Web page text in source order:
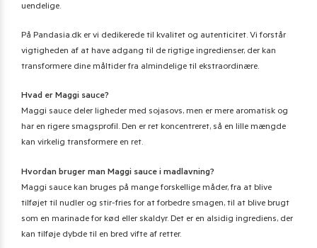
uendelige.
På Pandasia.dk er vi dedikerede til kvalitet og autenticitet. Vi forstår
vigtigheden af at have adgang til de rigtige ingredienser, der kan
transformere dine måltider fra almindelige til ekstraordinære.
Hvad er Maggi sauce?
Maggi sauce deler ligheder med sojasovs, men er mere aromatisk og
har en rigere smagsprofil. Den er ret koncentreret, så en lille mængde
kan virkelig transformere en ret​​.
Hvordan bruger man Maggi sauce i madlavning?
Maggi sauce kan bruges på mange forskellige måder, fra at blive
tilføjet til nudler og stir-fries for at forbedre smagen, til at blive brugt
som en marinade for kød eller skaldyr. Det er en alsidig ingrediens, der
kan tilføje dybde til en bred vifte af retter.